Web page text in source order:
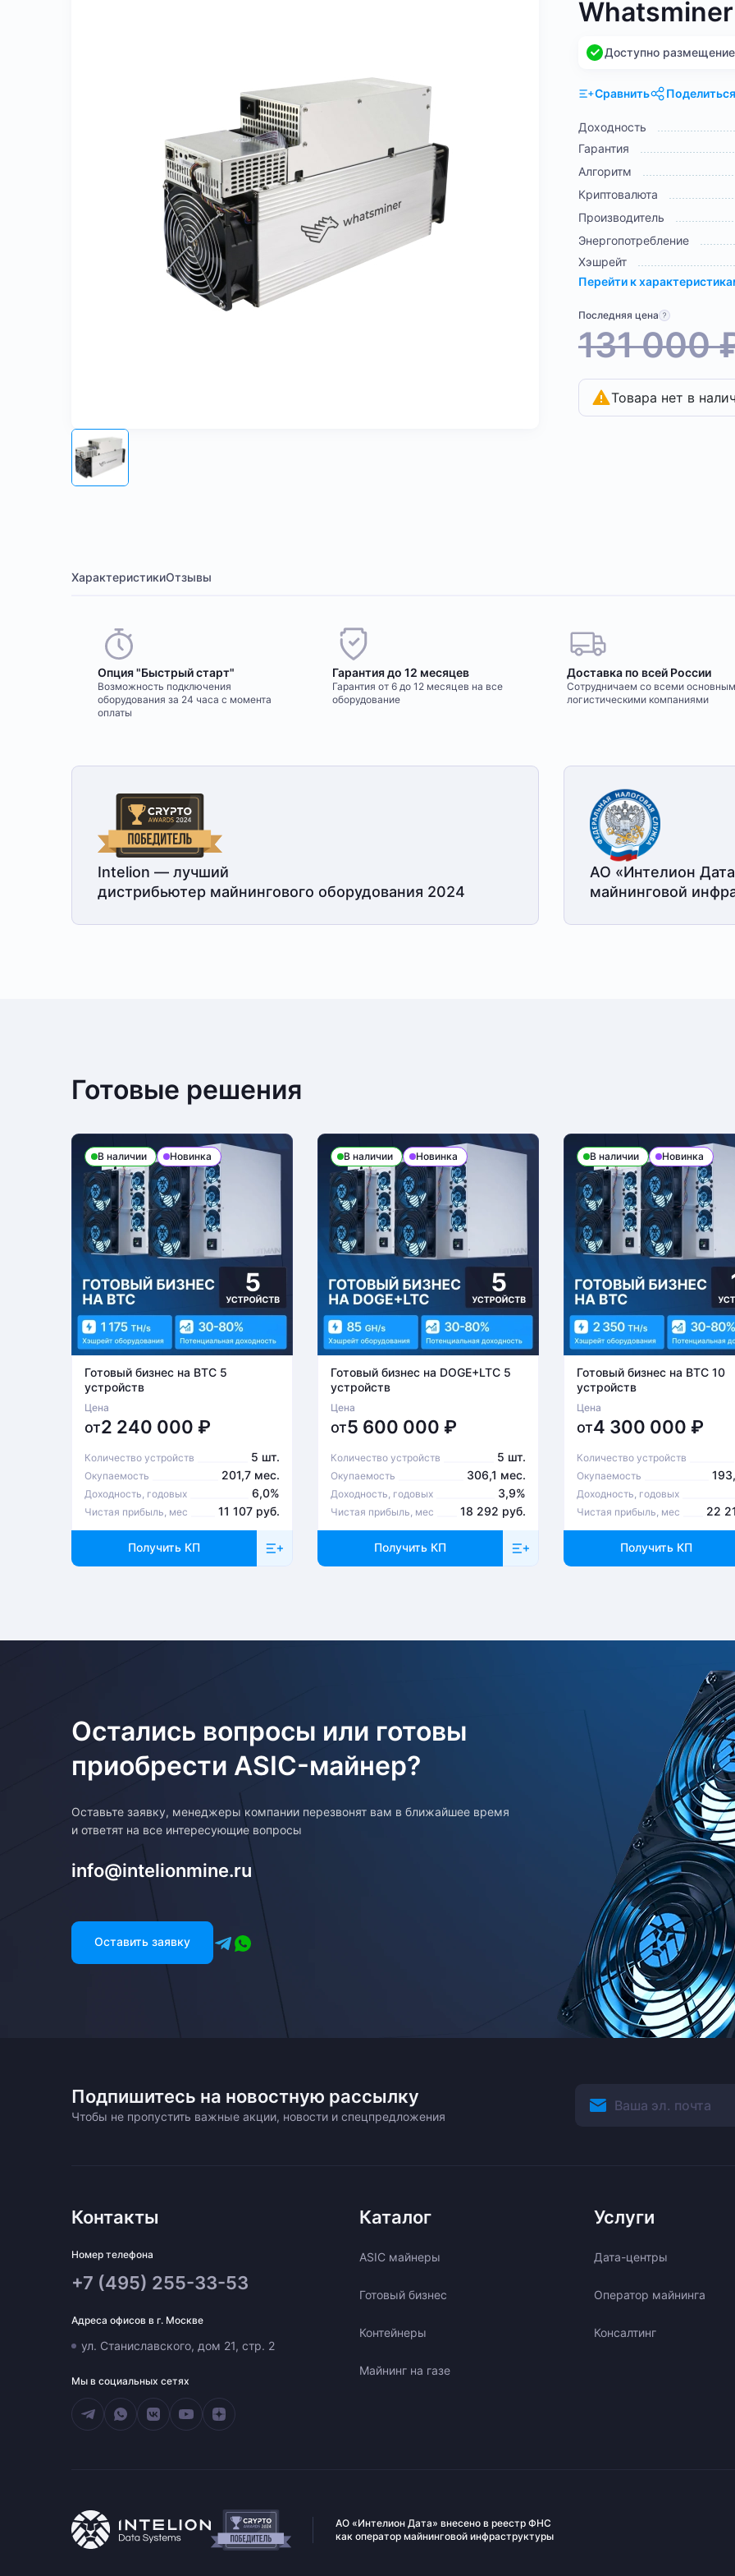
Доступно размещение
Сравнить Поделиться
Доходность
Гарантия
Алгоритм
Криптовалюта
Производитель
Энергопотребление
Хэшрейт
Перейти к
Последняя цена
131 000
Товара нет в
ХарактеристикиОтзывы
Опция "Быстрый старт"
Возможность подключения
оборудования за 24 часа с момента
оплаты
Гарантия до 12 месяцев
Гарантия от 6 до 12 месяцев на все
оборудование
Доставка по всей России
Сотрудничаем со всеми
логистическими компаниями
Intelion — лучший
дистрибьютер майнингового оборудования 2024
АО «Интелион
майнинговой
Готовые решения
В наличии Новинка
Готовый бизнес на BTC 5
устройств
Цена
от2 240 000 ₽
Количество устройств 5 шт.
Окупаемость 201,7 мес.
Доходность, годовых 6,0%
Чистая прибыль, мес 11 107 руб.
Получить КП
В наличии Новинка
Готовый бизнес на DOGE+LTC 5
устройств
Цена
от5 600 000 ₽
Количество устройств 5 шт.
Окупаемость 306,1 мес.
Доходность, годовых 3,9%
Чистая прибыль, мес 18 292 руб.
Получить КП
В наличии Новинка
Готовый бизнес на BTC 10
устройств
Цена
от4 300 000 ₽
Количество устройств
Окупаемость
Доходность, годовых
Чистая прибыль, мес 22
Получить КП
Остались вопросы или готовы
приобрести ASIC-майнер?
Оставьте заявку, менеджеры компании перезвонят вам в ближайшее время
и ответят на все интересующие вопросы
info@intelionmine.ru
Оставить заявку
Подпишитесь на новостную рассылку
Чтобы не пропустить важные акции, новости и спецпредложения
Контакты
Номер телефона
+7 (495) 255-33-53
Адреса офисов в г. Москве
ул. Станиславского, дом 21, стр. 2
Мы в социальных сетях
Каталог
ASIC майнеры
Готовый бизнес
Контейнеры
Майнинг на газе
Услуги
Дата-центры
Оператор майнинга
Консалтинг
АО «Интелион Дата» внесено в реестр ФНС
как оператор майнинговой инфраструктуры